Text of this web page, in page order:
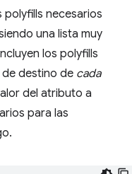
polyfills necesarios
una lista muy
los polyfills
destino de cada
del atributo a
para las